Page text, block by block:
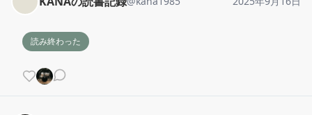
読み終わった